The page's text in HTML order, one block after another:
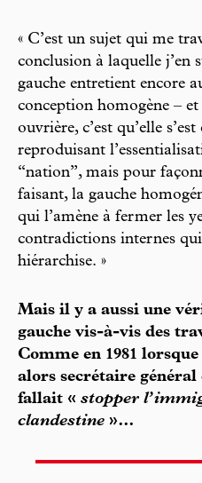
« C’est un sujet qui me
conclusion à laquelle j’en
gauche entretient encore
conception homogène – et
ouvrière, c’est qu’elle
reproduisant
“nation”, mais pour
faisant, la gauche
qui l’amène à fermer les
contradictions internes qui
hiérarchise. »
Mais il y a aussi une
gauche vis-à-vis des
Comme en 1981
alors secrétaire
fallait « stopper
clandestine »…